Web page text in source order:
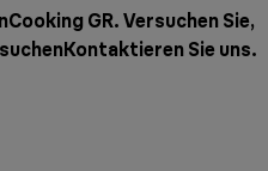
GR. Versuchen Sie,
Kontaktieren Sie uns.